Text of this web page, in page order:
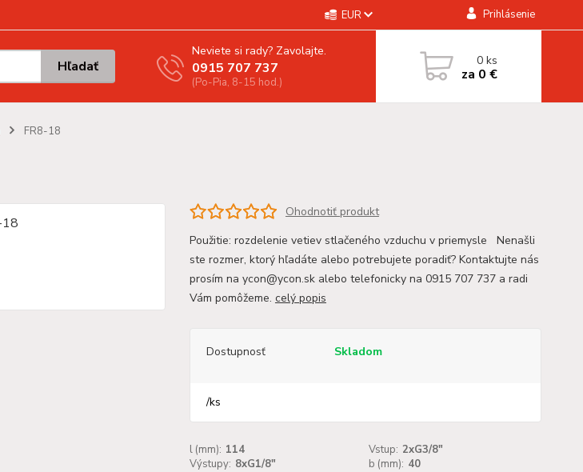
EUR Prihlásenie
Hľadať
Neviete si rady? Zavolajte.
0915 707 737
(Po-Pia, 8-15 hod.)
0ks
za 0 €
FR8-18
Ohodnotiť produkt
Použitie: rozdelenie vetiev stlačeného vzduchu v priemysle Nenašli
ste rozmer, ktorý hľadáte alebo potrebujete poradiť? Kontaktujte nás
prosím na ycon@ycon.sk alebo telefonicky na 0915 707 737 a radi
Vám pomôžeme. celý popis
Dostupnosť Skladom
/ks
l (mm): 114 Vstup: 2xG3/8"
Výstupy: 8xG1/8" b (mm): 40